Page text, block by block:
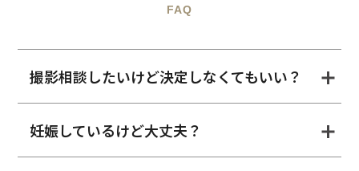
FAQ
撮影相談したいけど決定しなくてもいい？
妊娠しているけど大丈夫？